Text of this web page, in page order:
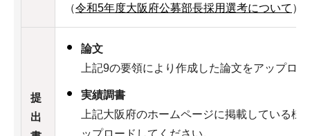
（令和5年度大阪府公募部長採用選考について ）
提
出
論文
上記9の要領により作成した論文をアップロ
実績調書
上記大阪府のホームページに掲載している様